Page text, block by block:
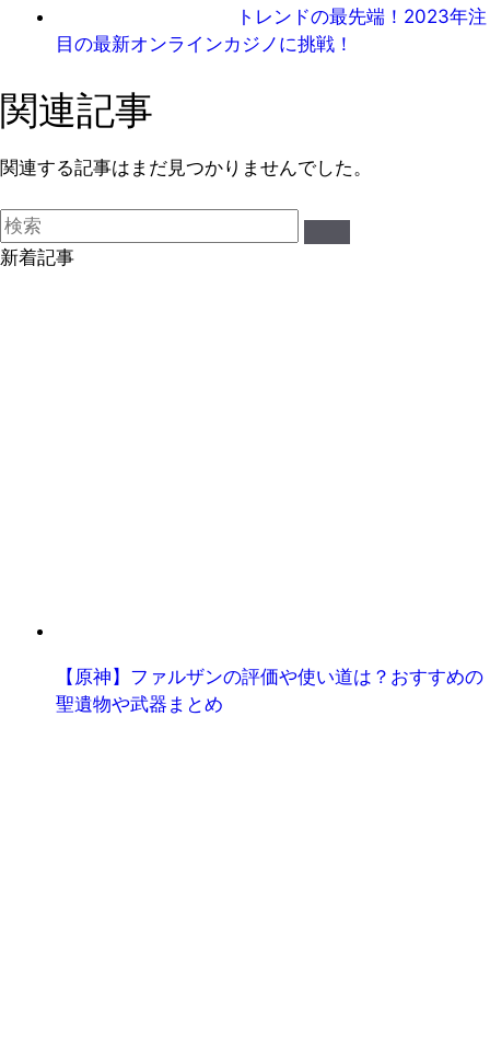
トレンドの最先端！2023年注
目の最新オンラインカジノに挑戦！
関連記事
関連する記事はまだ見つかりませんでした。
新着記事
【原神】ファルザンの評価や使い道は？おすすめの
聖遺物や武器まとめ